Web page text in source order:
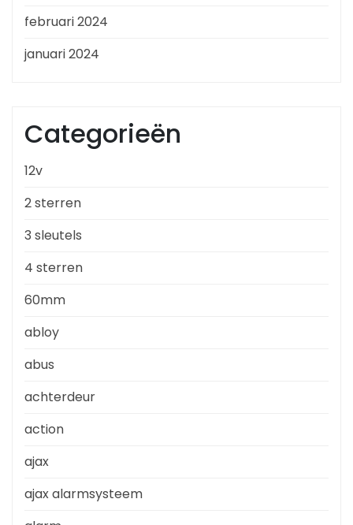
februari 2024
januari 2024
Categorieën
12v
2 sterren
3 sleutels
4 sterren
60mm
abloy
abus
achterdeur
action
ajax
ajax alarmsysteem